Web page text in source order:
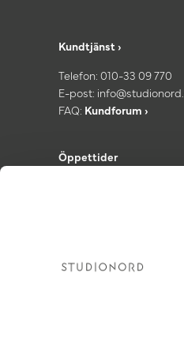
Kundtjänst ›
Telefon:010-33 09 770
E-post:
FAQ: Kundforum ›
Öppettider
Showroom: Fredagar